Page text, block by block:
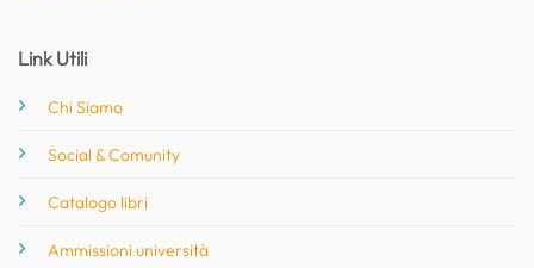
Link Utili
Chi Siamo
Social & Comunity
Catalogo libri
Ammissioni università